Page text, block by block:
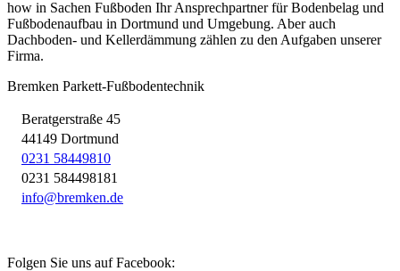
how in Sachen Fußboden Ihr Ansprechpartner für Bodenbelag und
Fußbodenaufbau in Dortmund und Umgebung. Aber auch
Dachboden- und Kellerdämmung zählen zu den Aufgaben unserer
Firma.
Bremken Parkett-Fußbodentechnik
Beratgerstraße 45
44149 Dortmund
0231 58449810
0231 584498181
info@bremken.de
Folgen Sie uns auf Facebook: